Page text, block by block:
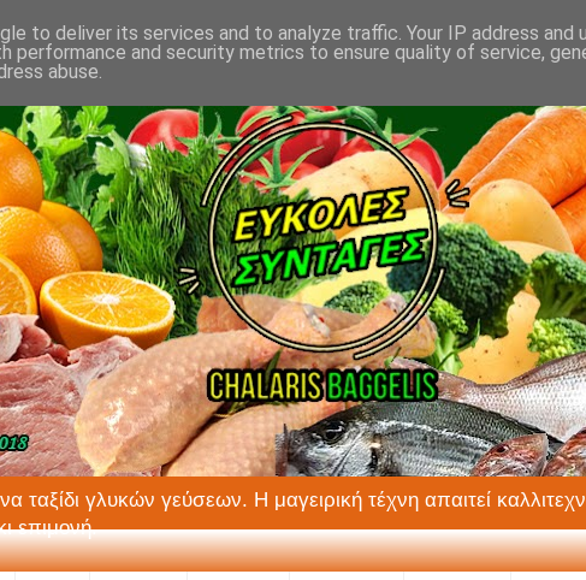
ταξίδι γλυκών γεύσεων. Η μαγειρική τέχνη απαιτεί
επιμονή.
to deliver its services and to analyze traffic. Your IP address and
performance and security metrics to ensure quality of service,
abuse.